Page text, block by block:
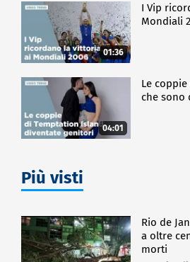
01:36
I Vip
Mondiali
04:01
Le
che sono
Più visti
Rio de
a oltre
morti